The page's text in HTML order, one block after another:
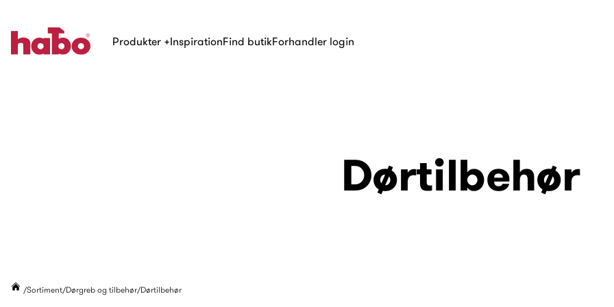
Produkter +InspirationFind butikForhandler login
Dørtilbehør
Sortiment Dørgreb og tilbehør Dørtilbehør